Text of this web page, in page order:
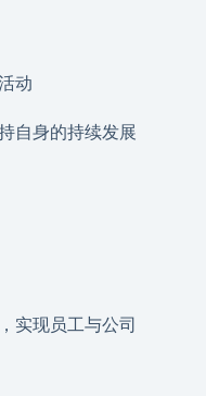
动
自身的持续发展
实现员工与公司